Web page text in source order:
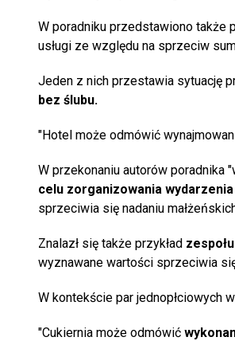
W poradniku przedstawiono także
usługi ze względu na sprzeciw
Jeden z nich przestawia sytuację
bez ślubu.
"Hotel może odmówić
W przekonaniu autorów poradnika
celu zorganizowania
sprzeciwia się nadaniu
Znalazł się także przykład
wyznawane wartości sprzeciwia
W kontekście par jednopłciowych
"Cukiernia może odmówić